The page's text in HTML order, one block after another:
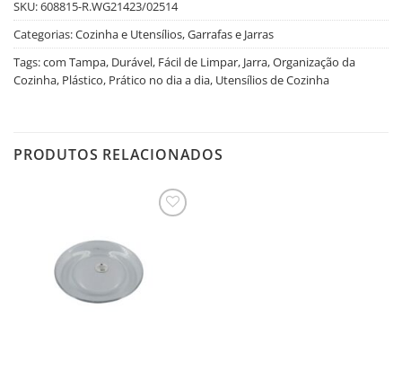
SKU:608815-R.WG21423/02514
Categorias:Cozinha e Utensílios,Garrafas e Jarras
Tags:com Tampa, Durável, Fácil de Limpar, Jarra,Organização da
Cozinha, Plástico, Prático no dia a dia, Utensílios de Cozinha
PRODUTOS RELACIONADOS